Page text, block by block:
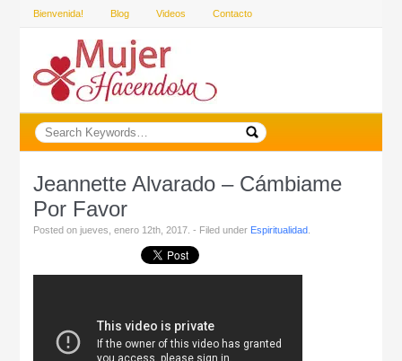
Bienvenida! Blog Videos Contacto
Jeannette Alvarado – Cámbiame
Por Favor
Posted on jueves, enero 12th, 2017. - Filed under Espiritualidad